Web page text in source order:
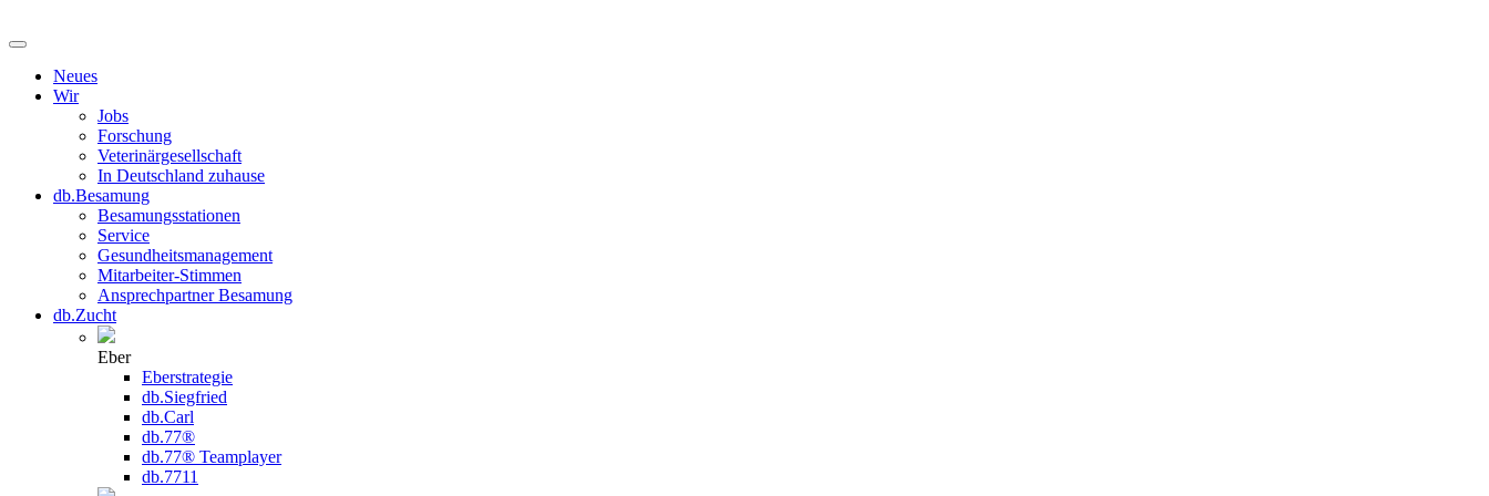
Neues
Wir
Jobs
Forschung
Veterinärgesellschaft
In Deutschland zuhause
db.Besamung
Besamungsstationen
Service
Gesundheitsmanagement
Mitarbeiter-Stimmen
Ansprechpartner Besamung
db.Zucht
Eber
Eberstrategie
db.Siegfried
db.Carl
db.77®
db.77® Teamplayer
db.7711